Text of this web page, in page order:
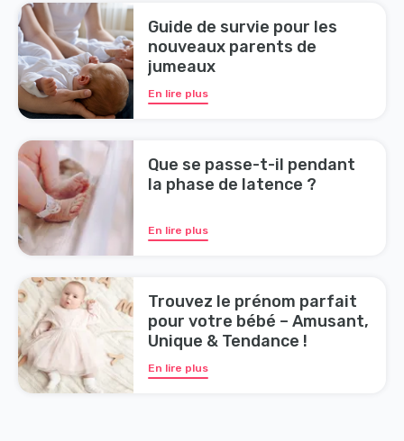
Guide de survie pour les
nouveaux parents de
jumeaux
En lire plus
Que se passe-t-il pendant
la phase de latence ?
En lire plus
Trouvez le prénom parfait
pour votre bébé – Amusant,
Unique & Tendance !
En lire plus